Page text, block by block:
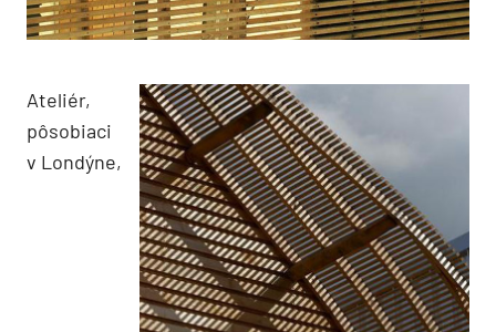
Ateliér,
pôsobiaci
v Londýne,